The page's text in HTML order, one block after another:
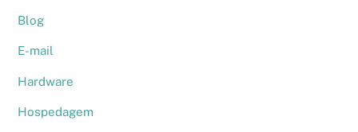
Blog
E-mail
Hardware
Hospedagem